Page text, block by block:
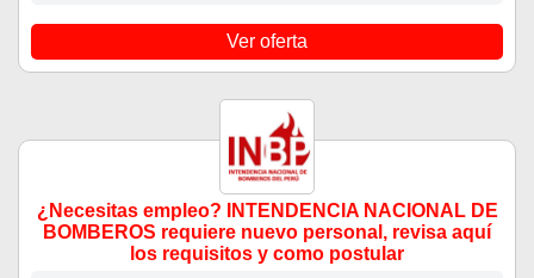
Ver oferta
¿Necesitas empleo? INTENDENCIA NACIONAL DE
BOMBEROS requiere nuevo personal, revisa aquí
los requisitos y como postular